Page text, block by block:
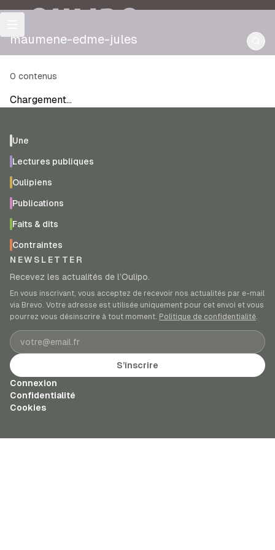
OULIPO
maumene-edme-jules
0 contenus
Chargement…
Une
Lectures publiques
Oulipiens
Publications
Faits & dits
Contraintes
NEWSLETTER
Recevez les actualités de l’Oulipo.
En vous inscrivant, vous acceptez de recevoir nos actualités par e-mail
via Brevo. Votre adresse est utilisée uniquement pour cet envoi et vous
pourrez vous désinscrire à tout moment. Politique de confidentialité.
Adresse e-mail
S’inscrire
Connexion
Confidentialité
Cookies